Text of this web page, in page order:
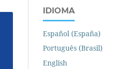
IDIOMA
Español (España)
Português (Brasil)
English